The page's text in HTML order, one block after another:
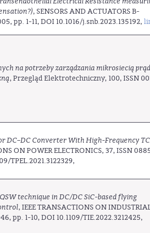
, SENSORS AND ACTUATORS B-
pp. 1-11, DOI 10.1016/j.snb.2023.135192,
na potrzeby zarządzania mikrosiecią
, Przegląd Elektrotechniczny, 100, ISSN
DC–DC Converter With High-Frequency
ON POWER ELECTRONICS, 37, ISSN
TPEL.2021.3122329,
technique in DC/DC SiC-based flying
, IEEE TRANSACTIONS ON
pp. 1-10, DOI 10.1109/TIE.2022.3212425,